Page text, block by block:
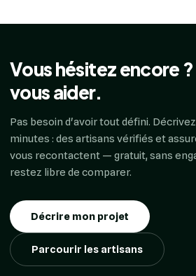
Vous hésitez encore
vous aider.
Pas besoin d'avoir tout défini.
minutes : des artisans vérifiés et
vous recontactent — gratuit, sans
restez libre de comparer.
Décrire mon projet
Parcourir les artisans